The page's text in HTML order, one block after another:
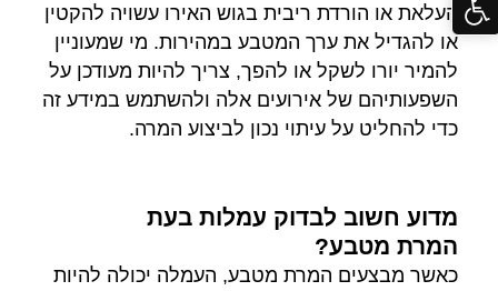
העלאת או הורדת ריבית בגוש האירו עשויה להקטין
או להגדיל את ערך המטבע במהירות. מי שמעוניין
להמיר יורו לשקל או להפך, צריך להיות מעודכן על
השפעותיהם של אירועים אלה ולהשתמש במידע זה
כדי להחליט על עיתוי נכון לביצוע המרה.
מדוע חשוב לבדוק עמלות בעת
המרת מטבע?
כאשר מבצעים המרת מטבע, העמלה יכולה להיות